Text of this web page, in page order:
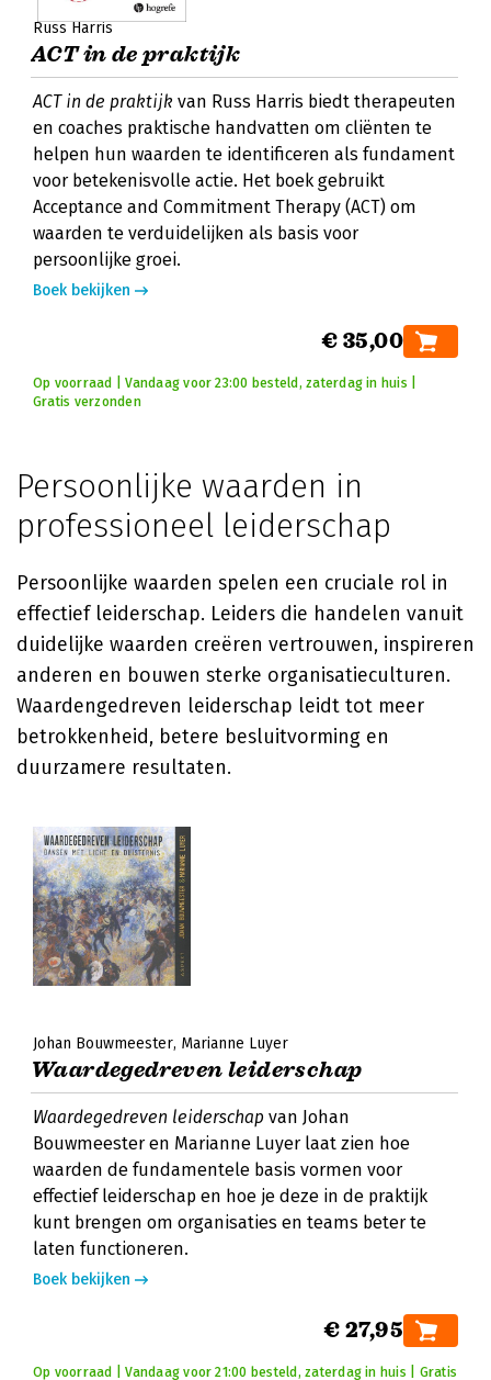
Russ Harris
ACT in de praktijk
ACT in de praktijk van Russ Harris biedt therapeuten
en coaches praktische handvatten om cliënten te
helpen hun waarden te identificeren als fundament
voor betekenisvolle actie. Het boek gebruikt
Acceptance and Commitment Therapy (ACT) om
waarden te verduidelijken als basis voor
persoonlijke groei.
Boek bekijken
€ 35,00
Op voorraad | Vandaag voor 23:00 besteld, zaterdag in huis |
Gratis verzonden
Persoonlijke waarden in
professioneel leiderschap
Persoonlijke waarden spelen een cruciale rol in
effectief leiderschap. Leiders die handelen vanuit
duidelijke waarden creëren vertrouwen, inspireren
anderen en bouwen sterke organisatieculturen.
Waardengedreven leiderschap leidt tot meer
betrokkenheid, betere besluitvorming en
duurzamere resultaten.
Johan Bouwmeester Marianne Luyer
Waardegedreven leiderschap
Waardegedreven leiderschap van Johan
Bouwmeester en Marianne Luyer laat zien hoe
waarden de fundamentele basis vormen voor
effectief leiderschap en hoe je deze in de praktijk
kunt brengen om organisaties en teams beter te
laten functioneren.
Boek bekijken
€ 27,95
Op voorraad | Vandaag voor 21:00 besteld, zaterdag in huis | Gratis